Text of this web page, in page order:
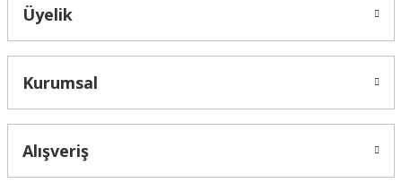
Üyelik
Kurumsal
Alışveriş